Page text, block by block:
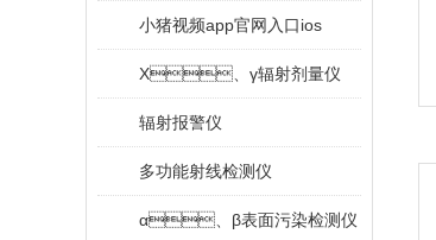
小猪视频app官网入口ios
X、γ辐射剂量仪
辐射报警仪
多功能射线检测仪
α、β表面污染检测仪